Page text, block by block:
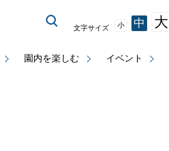
園内を楽しむ イベント
文字サイズ 小 中 大